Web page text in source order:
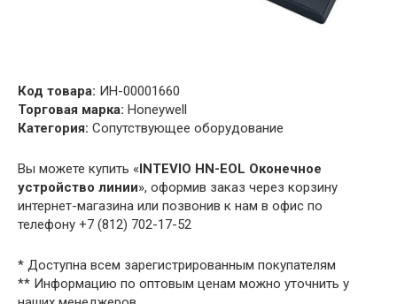
Код товара: ИН-00001660
Торговая марка: Honeywell
Категория: Сопутствующее оборудование
Вы можете купить «INTEVIO HN-EOL Оконечное
устройство линии», оформив заказ через корзину
интернет-магазина или позвонив к нам в офис по
телефону +7 (812) 702-17-52
* Доступна всем зарегистрированным покупателям
** Информацию по оптовым ценам можно уточнить у